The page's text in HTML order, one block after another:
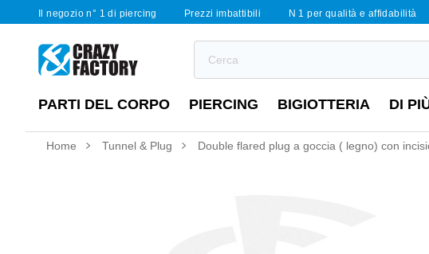
Il negozio n° 1 di piercing Prezzi imbattibili N 1 per qualità e affidabilità
PARTI DEL CORPO PIERCING BIGIOTTERIA DI
Home Tunnel & Plug Double flared plug a goccia ( legno) con